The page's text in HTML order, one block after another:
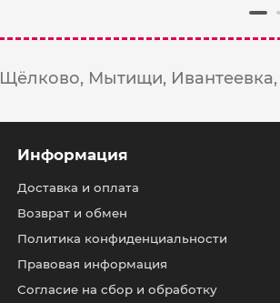
Щёлково, Мытищи, Ивантеевка,
Информация
Доставка и оплата
Возврат и обмен
Политика конфиденциальности
Правовая информация
Согласие на сбор и обработку